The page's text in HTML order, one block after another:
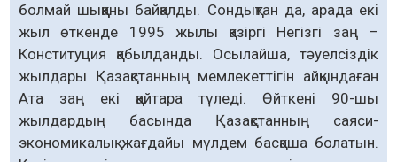
болмай шыққаны байқалды. Сондықтан да, арада екі
жыл өткенде 1995 жылы қазіргі Негізгі заң –
Конституция қабылданды. Осылайша, тәуелсіздік
жылдары Қазақстанның мемлекеттігін айқындаған
Ата заң екі қайтара түледі. Өйткені 90-шы
жылдардың басында Қазақстанның саяси-
экономикалық жағдайы мүлдем басқаша болатын.